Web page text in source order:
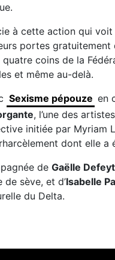
à cette action qui
portes gratuitement
coins de la
et même au-delà.
Sexisme pépouze en
, l’une des
initiée par Myriam
dont elle a
deGaëlle Defeyt
sève, et d’Isabelle
du Delta.